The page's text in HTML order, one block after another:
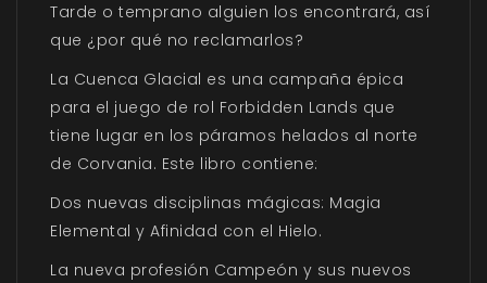
Tarde o temprano alguien los encontrará, así
que ¿por qué no reclamarlos?
La Cuenca Glacial es una campaña épica
para el juego de rol Forbidden Lands que
tiene lugar en los páramos helados al norte
de Corvania. Este libro contiene:
Dos nuevas disciplinas mágicas: Magia
Elemental y Afinidad con el Hielo.
La nueva profesión Campeón y sus nuevos